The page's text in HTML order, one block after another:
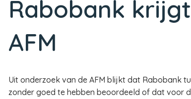
Rabobank
AFM
Uit onderzoek van de AFM blijkt dat Rabobank
zonder goed te hebben beoordeeld of dat voor